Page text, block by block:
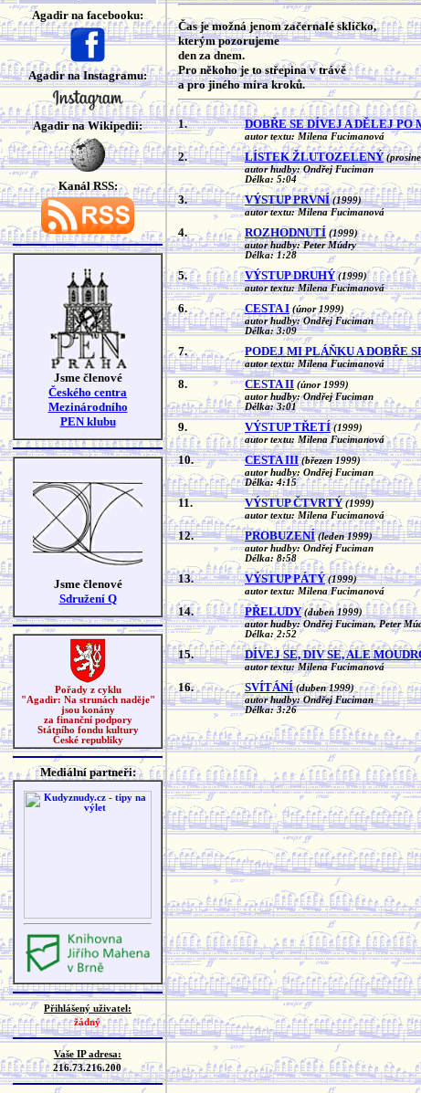
Agadir na facebooku:
Agadir na Instagramu:
Agadir na Wikipedii:
Kanál RSS:
Jsme členové
Českého centra
Mezinárodního
PEN klubu
Jsme členové
Sdružení Q
Pořady z cyklu
"Agadir: Na strunách naděje"
jsou konány
za finanční podpory
Státního fondu kultury
České republiky
Mediální partneři:
Přihlášený uživatel:
žádný
Vaše IP adresa:
216.73.216.200
Čas je možná jenom začernalé sklíčko,
kterým pozorujeme
den za dnem.
Pro někoho je to střepina v trávě
a pro jiného míra kroků.
1. DOBŘE SE DÍVEJ A DĚLEJ PO
autor textu: Milena Fucimanová
2. LÍSTEK ŽLUTOZELENÝ
autor hudby: Ondřej Fuciman
Délka: 5:04
3. VÝSTUP PRVNÍ (1999)
autor textu: Milena Fucimanová
4. ROZHODNUTÍ (1999)
autor hudby: Peter Múdry
Délka: 1:28
5. VÝSTUP DRUHÝ (1999)
autor textu: Milena Fucimanová
6. CESTA I (únor 1999)
autor hudby: Ondřej Fuciman
Délka: 3:09
7. PODEJ MI PLÁŇKU A DOBŘE
autor textu: Milena Fucimanová
8. CESTA II (únor 1999)
autor hudby: Ondřej Fuciman
Délka: 3:01
9. VÝSTUP TŘETÍ (1999)
autor textu: Milena Fucimanová
10. CESTA III (březen 1999)
autor hudby: Ondřej Fuciman
Délka: 4:15
11. VÝSTUP ČTVRTÝ (1999)
autor textu: Milena Fucimanová
12. PROBUZENÍ (leden 1999)
autor hudby: Ondřej Fuciman
Délka: 8:58
13. VÝSTUP PÁTÝ (1999)
autor textu: Milena Fucimanová
14. PŘELUDY (duben 1999)
autor hudby: Ondřej Fuciman, Peter
Délka: 2:52
15. DÍVEJ SE, DIV SE, ALE
autor textu: Milena Fucimanová
16. SVÍTÁNÍ (duben 1999)
autor hudby: Ondřej Fuciman
Délka: 3:26